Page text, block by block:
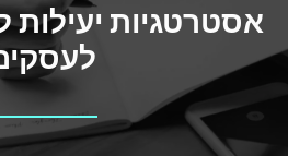
אסטרטגיות יעילות